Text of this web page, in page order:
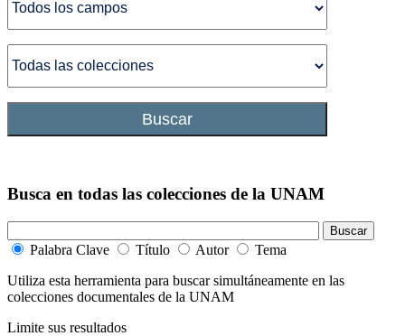
Buscar
Busca en todas las colecciones de la UNAM
Palabra Clave Título Autor
Tema
Utiliza esta herramienta para buscar simultáneamente en las
colecciones documentales de la UNAM
Limite sus resultados